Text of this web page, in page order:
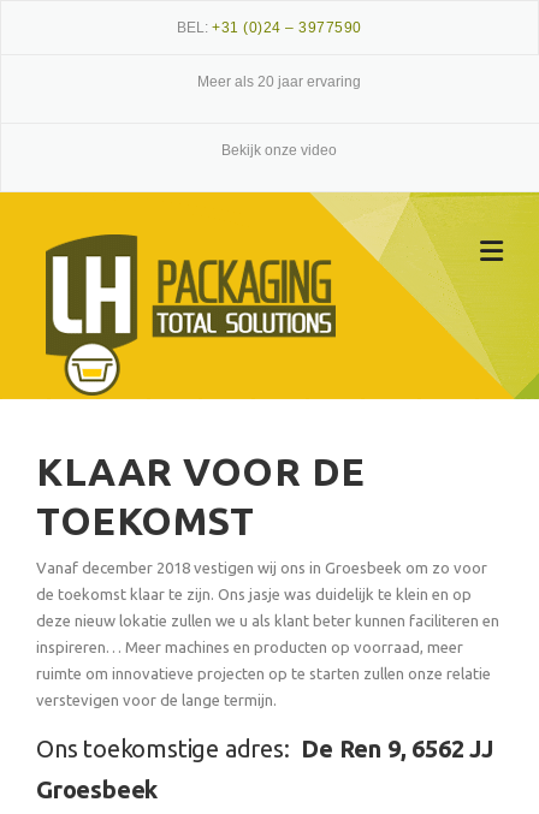
BEL:+31 (0)24 – 3977590
Meer als 20 jaar ervaring
Bekijk onze video
KLAAR VOOR DE
TOEKOMST
Vanaf december 2018 vestigen wij ons in Groesbeek om zo voor
de toekomst klaar te zijn. Ons jasje was duidelijk te klein en op
deze nieuw lokatie zullen we u als klant beter kunnen faciliteren en
inspireren… Meer machines en producten op voorraad, meer
ruimte om innovatieve projecten op te starten zullen onze relatie
verstevigen voor de lange termijn.
Ons toekomstige adres: De Ren 9, 6562 JJ
Groesbeek